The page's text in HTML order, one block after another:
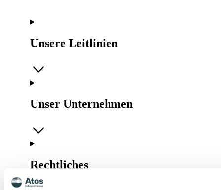
Unsere Leitlinien
Unser Unternehmen
Rechtliches